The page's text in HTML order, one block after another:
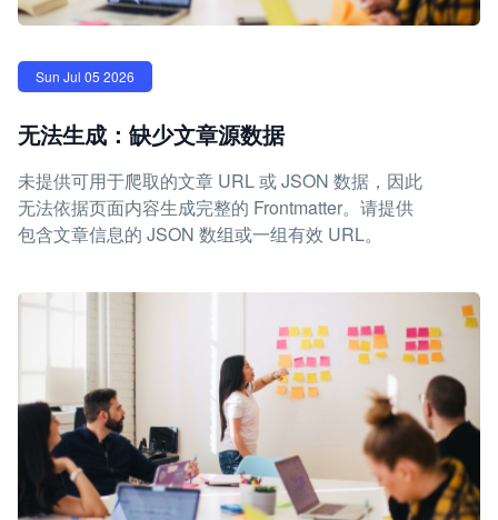
Sun Jul 05 2026
无法生成：缺少文章源数据
未提供可用于爬取的文章 URL 或 JSON 数据，因此
无法依据页面内容生成完整的 Frontmatter。请提供
包含文章信息的 JSON 数组或一组有效 URL。